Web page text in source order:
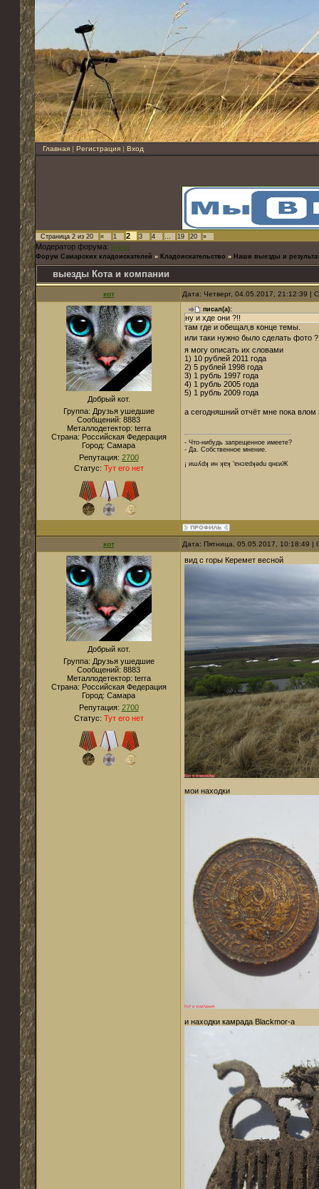
Главная | Регистрация | Вход
Страница 2 из 20 « 1 2 3 4 … 19 20 »
Модератор форума: bratan
Форум Самарских кладоискателей » Кладоискательство » Наши выезды и
выезды Кота и компании
кот Дата: Четверг, 04.05.2017, 21:12:39 |
Добрый кот.
Группа: Друзья ушедшие
Сообщений: 8883
Металлодетектор: terra
Страна: Российская Федерация
Город: Cамара
Репутация: 2700
Статус: Тут его нет
писал(а):
ну и хде они ?!!
там где и обещал,в конце темы.
или таки нужно было сделать фото
я могу описать их словами
1) 10 рублей 2011 года
2) 5 рублей 1998 года
3) 1 рубль 1997 года
4) 1 рубль 2005 года
5) 1 рубль 2009 года
а сегодняшний отчёт мне пока влом
- Что-нибудь запрещенное имеете?
- Да. Собственное мнение.
¡ иɯʎdʞ ин ʞɐʞ 'ɐнɔɐdʞǝdu qнεиЖ
кот Дата: Пятница, 05.05.2017, 10:18:49
Добрый кот.
Группа: Друзья ушедшие
Сообщений: 8883
Металлодетектор: terra
Страна: Российская Федерация
Город: Cамара
Репутация: 2700
Статус: Тут его нет
вид с горы Керемет весной
мои находки
и находки камрада Blackmor-а